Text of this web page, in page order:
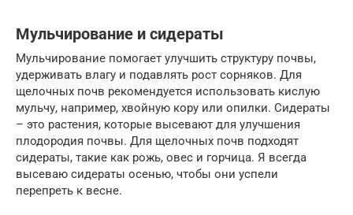
Мульчирование и сидераты
Мульчирование помогает улучшить структуру почвы,
удерживать влагу и подавлять рост сорняков. Для
щелочных почв рекомендуется использовать кислую
мульчу, например, хвойную кору или опилки. Сидераты
– это растения, которые высевают для улучшения
плодородия почвы. Для щелочных почв подходят
сидераты, такие как рожь, овес и горчица. Я всегда
высеваю сидераты осенью, чтобы они успели
перепреть к весне.